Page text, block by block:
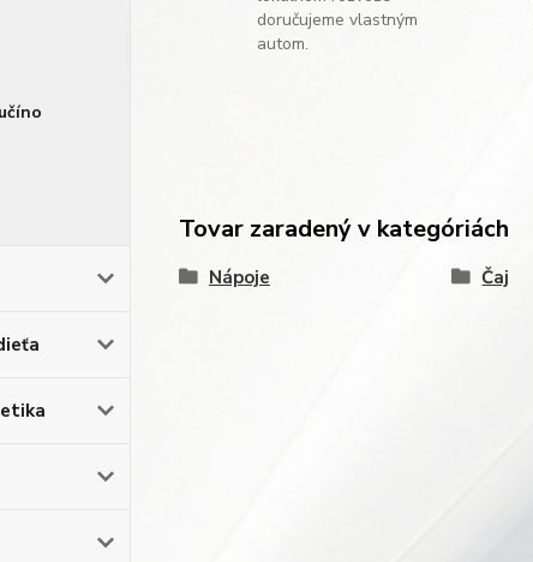
doručujeme vlastným
autom.
Tovar zaradený v kategóriách
Nápoje Čaj